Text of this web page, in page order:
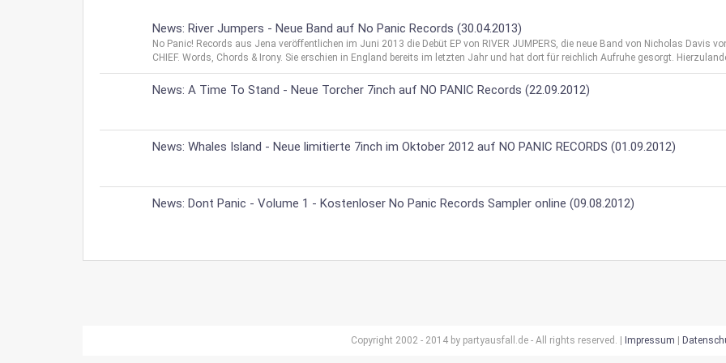
News: River Jumpers - Neue Band auf No Panic Records (30.04.2013)
No Panic! Records aus Jena veröffentlichen im Juni 2013 die Debüt EP von RIVER JUMPERS, die neue Band von Nicholas Davis
CHIEF. Words, Chords & Irony. Sie erschien in England bereits im letzten Jahr und hat dort für reichlich Aufruhe gesorgt.
News: A Time To Stand - Neue Torcher 7inch auf NO PANIC Records (22.09.2012)
News: Whales Island - Neue limitierte 7inch im Oktober 2012 auf NO PANIC RECORDS (01.09.2012)
News: Dont Panic - Volume 1 - Kostenloser No Panic Records Sampler online (09.08.2012)
Copyright 2002 - 2014 by partyausfall.de - All rights reserved. | Impressum |